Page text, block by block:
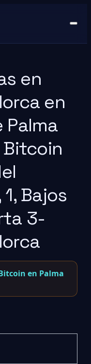
en
en
Palma
Bitcoin
Bajos
3-
en Palma